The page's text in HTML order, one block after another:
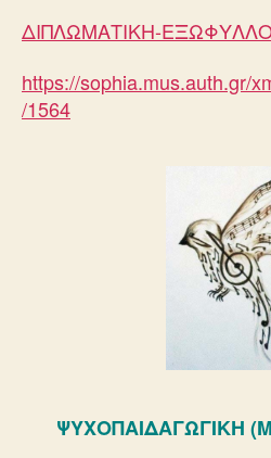
ΔΙΠΛΩΜΑΤΙΚΗ-
https://sophia.mus.auth.gr/
/1564
ΨΥΧΟΠΑΙΔΑΓΩΓΙΚΗ